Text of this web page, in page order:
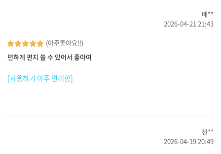
배**
2026-04-21 21:43
(아주좋아요!!)
편하게 편지 쓸 수 있어서 좋아여
[사용하기 아주 편리함]
천**
2026-04-19 20:49